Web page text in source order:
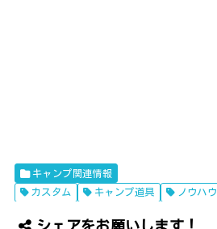
キャンプ関連情報
カスタム
キャンプ道具 ノウハウ
シェアをお願いします！